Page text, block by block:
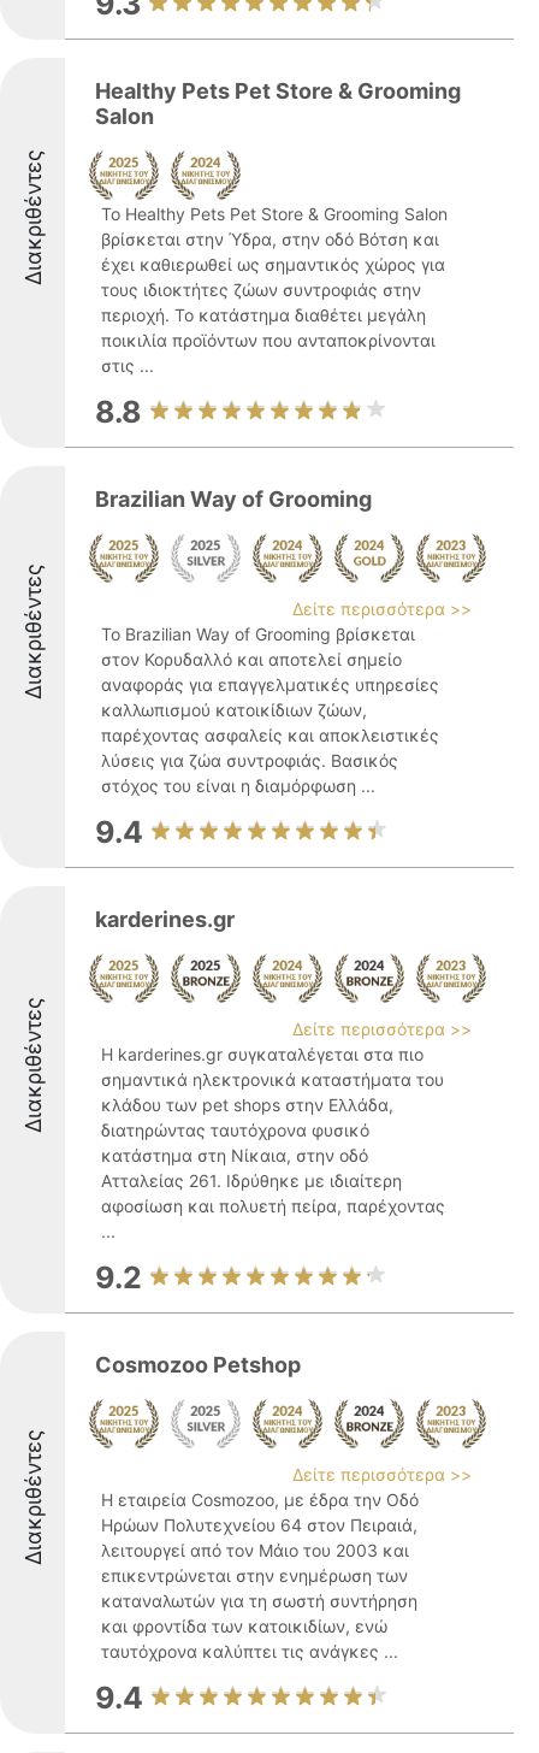
Διακριθέντες
Healthy Pets Pet Store & Grooming
Salon
Το Healthy Pets Pet Store & Grooming Salon
βρίσκεται στην Ύδρα, στην οδό Βότση και
έχει καθιερωθεί ως σημαντικός χώρος για
τους ιδιοκτήτες ζώων συντροφιάς στην
περιοχή. Το κατάστημα διαθέτει μεγάλη
ποικιλία προϊόντων που ανταποκρίνονται
στις ...
8.8
Διακριθέντες
Brazilian Way of Grooming
Δείτε περισσότερα >>
Το Brazilian Way of Grooming βρίσκεται
στον Κορυδαλλό και αποτελεί σημείο
αναφοράς για επαγγελματικές υπηρεσίες
καλλωπισμού κατοικίδιων ζώων,
παρέχοντας ασφαλείς και αποκλειστικές
λύσεις για ζώα συντροφιάς. Βασικός
στόχος του είναι η διαμόρφωση ...
9.4
Διακριθέντες
karderines.gr
Δείτε περισσότερα >>
Η karderines.gr συγκαταλέγεται στα πιο
σημαντικά ηλεκτρονικά καταστήματα του
κλάδου των pet shops στην Ελλάδα,
διατηρώντας ταυτόχρονα φυσικό
κατάστημα στη Νίκαια, στην οδό
Ατταλείας 261. Ιδρύθηκε με ιδιαίτερη
αφοσίωση και πολυετή πείρα, παρέχοντας
...
9.2
Διακριθέντες
Cosmozoo Petshop
Δείτε περισσότερα >>
Η εταιρεία Cosmozoo, με έδρα την Οδό
Ηρώων Πολυτεχνείου 64 στον Πειραιά,
λειτουργεί από τον Μάιο του 2003 και
επικεντρώνεται στην ενημέρωση των
καταναλωτών για τη σωστή συντήρηση
και φροντίδα των κατοικιδίων, ενώ
ταυτόχρονα καλύπτει τις ανάγκες ...
9.4